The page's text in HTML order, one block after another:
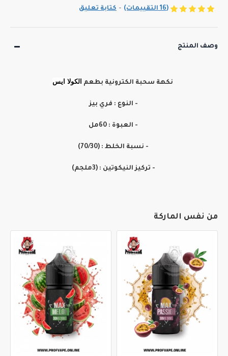
(16 التقييمات) - كتابة تعليق
وصف المنتج
نكهة سحبة الكترونية بطعم الكولا ايس
- النوع : فري بيز
- العبوة : 60مل
- نسبة الخلط : (70/30)
- تركيز النيكوتين : (3ملجم)
من نفس الماركة